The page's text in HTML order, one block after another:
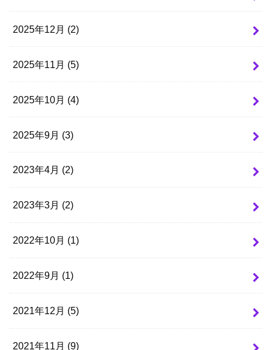
2025年12月 (2)
2025年11月 (5)
2025年10月 (4)
2025年9月 (3)
2023年4月 (2)
2023年3月 (2)
2022年10月 (1)
2022年9月 (1)
2021年12月 (5)
2021年11月 (9)